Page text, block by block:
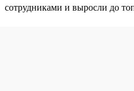
сотрудниками и выросли до